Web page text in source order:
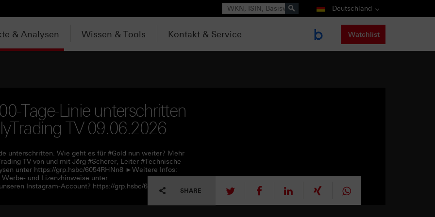
Suche Deutschland
& Analysen Wissen & Tools Kontakt & Service Watchlist
Tage-Linie unterschritten
TV 09.06.2026
unterschritten. Wie geht es für #Gold nun weiter? Mehr
TV von und mit Jörg #Scherer, Leiter #Technische
unter https://grp.hsbc/6054RHNn8 ►Weitere Infos:
und Lizenzhinweise unter
Instagram-Account? https://grp.hsbc/6057RHNn1
SHARE tweet mitteilen